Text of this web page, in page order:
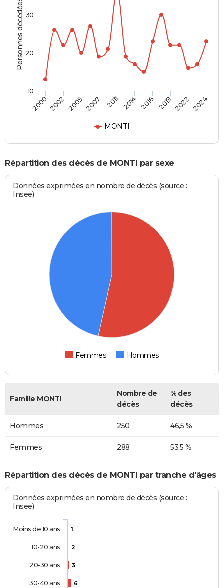
Personnes décédées
MONTI
20002002 20052007 2011 2014 2016 2019 20222024
10
20
30
Répartition des décès de MONTI par sexe
Données exprimées en nombre de décès (source :
Insee)
Femmes Hommes
Famille MONTI
Nombre de
décès
% des
décès
Hommes 250 46,5 %
Femmes 288 53,5 %
Répartition des décès de MONTI par tranche d'âges
Données exprimées en nombre de décès (source :
Insee)
1
2
3
6
Moins de 10 ans
10-20 ans
20-30 ans
30-40 ans